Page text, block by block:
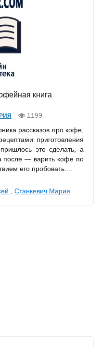
книга
1199
рассказов про кофе,
приготовления
это сделать, а
после — варить кофе по
его пробовать....
Станкевич Мария